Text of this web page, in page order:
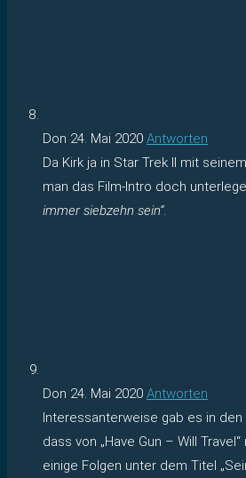
Don 24. Mai 2020 Antworten
Da Kirk ja in Star Trek II mit
man das Film-Intro doch
immer siebzehn sein“.
Don 24. Mai 2020 Antworten
Interessanterweise gab es in den
dass von „Have Gun – Will
einige Folgen unter dem Titel